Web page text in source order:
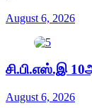
August 6, 2026
சி.பி.எஸ்.இ
August 6, 2026